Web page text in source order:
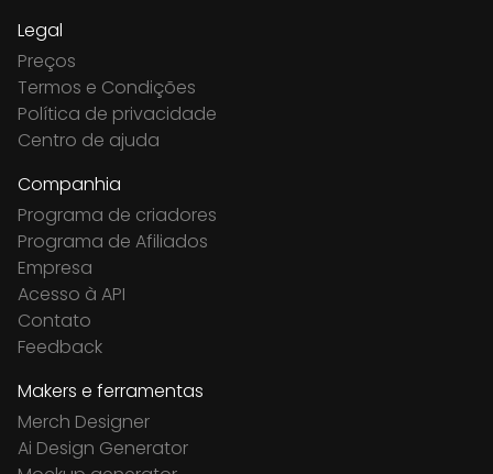
Legal
Preços
Termos e Condições
Política de privacidade
Centro de ajuda
Companhia
Programa de criadores
Programa de Afiliados
Empresa
Acesso à API
Contato
Feedback
Makers e ferramentas
Merch Designer
Ai Design Generator